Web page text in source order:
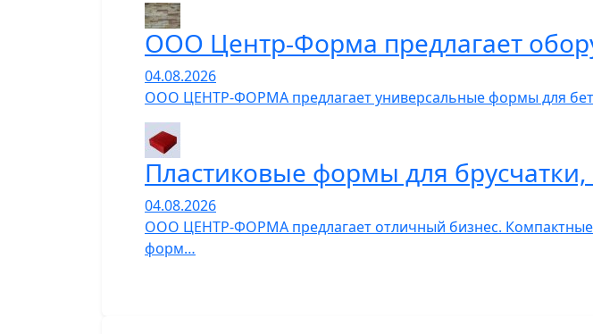
ООО Центр-Форма предлагает
04.08.2026
ООО ЦЕНТР-ФОРМА предлагает универсальные формы для
Пластиковые формы для
04.08.2026
ООО ЦЕНТР-ФОРМА предлагает отличный бизнес.
форм…